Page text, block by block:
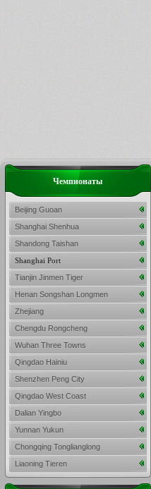
Чемпионаты
Beijing Guoan
Shanghai Shenhua
Shandong Taishan
Shanghai Port
Tianjin Jinmen Tiger
Henan Songshan Longmen
Zhejiang
Chengdu Rongcheng
Wuhan Three Towns
Qingdao Hainiu
Shenzhen Peng City
Qingdao West Coast
Dalian Yingbo
Yunnan Yukun
Chongqing Tonglianglong
Liaoning Tieren